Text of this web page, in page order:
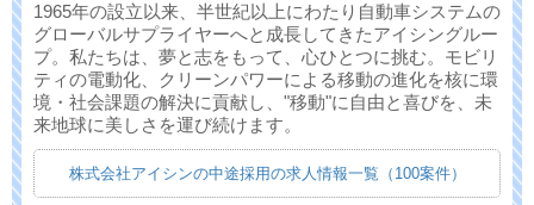
1965年の設立以来、半世紀以上にわたり自動車システムの
グローバルサプライヤーへと成長してきたアイシングルー
プ。私たちは、夢と志をもって、心ひとつに挑む。モビリ
ティの電動化、クリーンパワーによる移動の進化を核に環
境・社会課題の解決に貢献し、"移動"に自由と喜びを、未
来地球に美しさを運び続けます。
株式会社アイシンの中途採用の求人情報一覧（100案件）